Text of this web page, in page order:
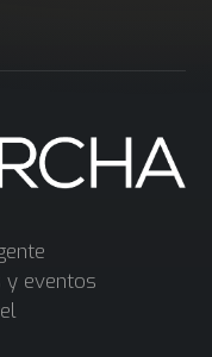
y eventos